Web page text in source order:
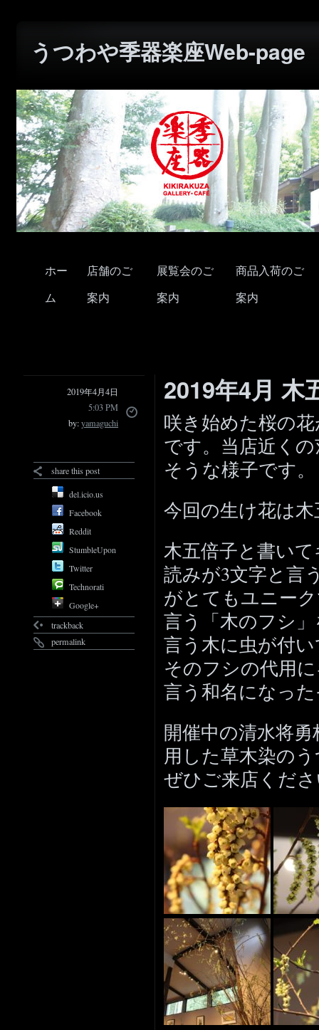
うつわや季器楽座Web-page
ホー
ム
店舗のご
案内
展覧会のご
案内
商品入荷のご
案内
2019年4月4日
5:03 PM
by:yamaguchi
share this post
del.icio.us
Facebook
Reddit
StumbleUpon
Twitter
Technorati
Google+
trackback
permalink
2019年4月 木
咲き始めた桜の
です。当店近く
そうな様子です。
今回の生け花は
木五倍子と書い
読みが3文字と言
がとてもユニー
言う「木のフシ
言う木に虫が付
そのフシの代用
言う和名になっ
開催中の清水将
用した草木染の
ぜひご来店くだ